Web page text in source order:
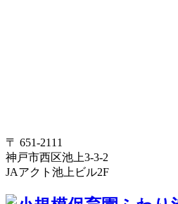
〒 651-2111
神戸市西区池上3-3-2
JAアクト池上ビル2F